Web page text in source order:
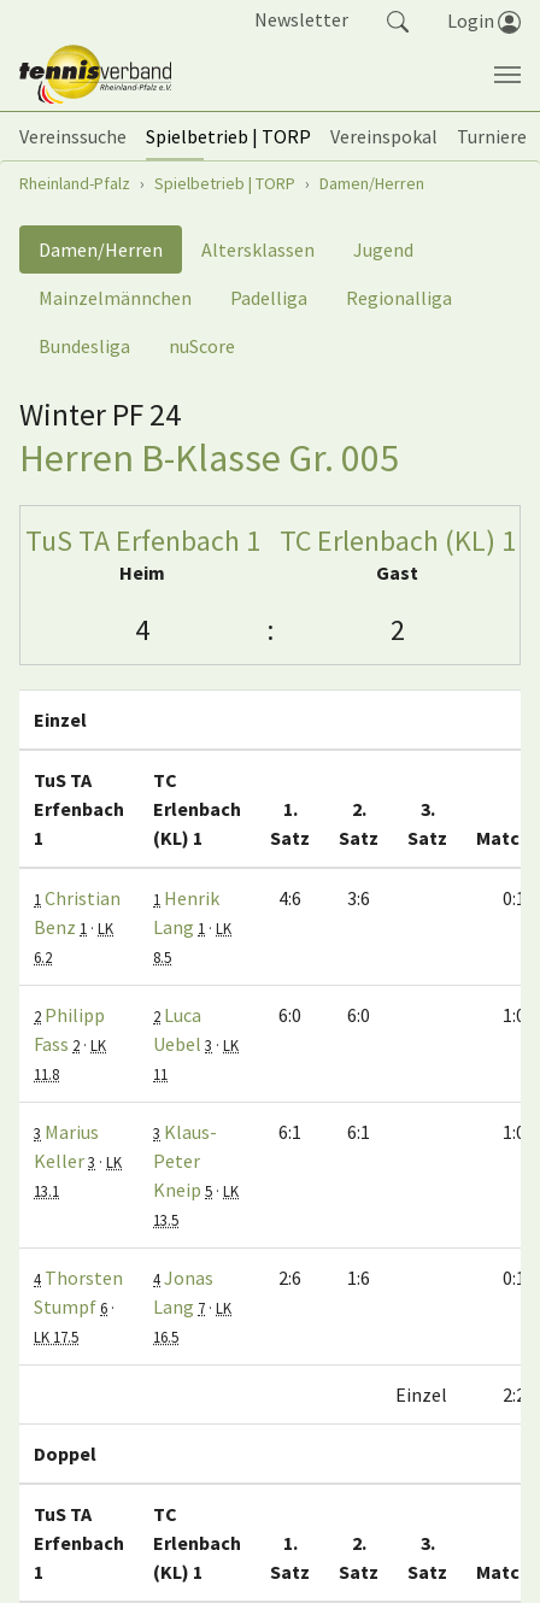
Newsletter Login
Vereinssuche Spielbetrieb | TORP Vereinspokal
Turniere
Sie sind hier:
Rheinland-Pfalz Spielbetrieb | TORP Damen/Herren
Damen/Herren Altersklassen
Jugend
Mainzelmännchen
Padelliga
Regionalliga
Bundesliga
nuScore
Winter PF 24
Herren B-Klasse Gr. 005
TuS TA Erfenbach 1
Heim
TC Erlenbach (KL) 1
Gast
4 : 2
Einzel
TuS TA
Erfenbach
1
TC
Erlenbach
(KL) 1
1.
Satz
2.
Satz
3.
Satz
1 Christian
Benz 1 · LK
6.2
1 Henrik
Lang 1 · LK
8.5
4:6 3:6 0:1
2 Philipp
Fass 2 · LK
11.8
2 Luca
Uebel 3 · LK
11
6:0 6:0 1:0
3 Marius
Keller3 · LK
13.1
3 Klaus-
Peter
Kneip 5 · LK
13.5
6:1 6:1 1:0
4 Thorsten
Stumpf6 ·
LK 17.5
4Jonas
Lang 7 · LK
16.5
2:6 1:6 0:1
Einzel 2:2
Doppel
TuS TA
Erfenbach
1
TC
Erlenbach
(KL) 1
1.
Satz
2.
Satz
3.
Satz